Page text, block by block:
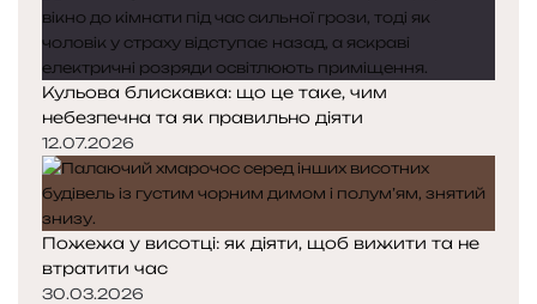
Кульова блискавка: що це таке, чим
небезпечна та як правильно діяти
12.07.2026
Пожежа у висотці: як діяти, щоб вижити та не
втратити час
30.03.2026